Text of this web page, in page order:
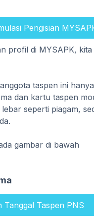
Pengisian
profil di MYSAPK,
taspen ini
dan kartu taspen
seperti piagam,
gambar di bawah
Tanggal Taspen PNS